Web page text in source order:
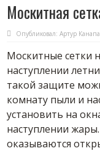
Москитная
Опубликовал:Артур
Москитные сетки
наступлении
такой защите
комнату пыли и
установить на
наступлении
оказываются